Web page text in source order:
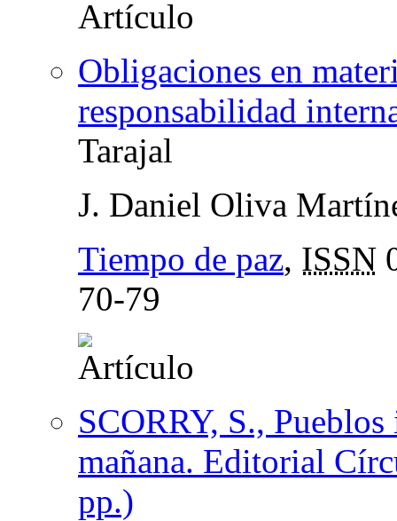
Obligaciones en
responsabilidad
Tarajal
J. Daniel Oliva
Tiempo de paz, ISSN
70-79
SCORRY, S.,
mañana. Editorial
pp.)